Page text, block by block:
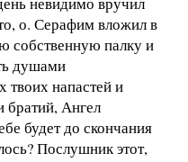
о. Серафим вложил в
собственную палку и
душами
твоих напастей и
братий, Ангел
будет до скончания
Послушник этот,